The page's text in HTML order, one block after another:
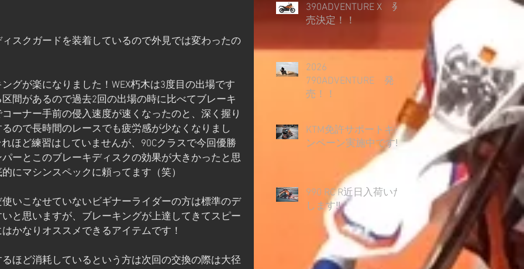
スクガードを装着しているので外見では変わったの
グが楽になりました！WEX朽木は3度目の出場です
間があるので過去2回の出場の時に比べてブレーキ
ーナー手前の侵入速度が速くなったのと、深く握り
ので長時間のレースでも疲労感が少なくなりまし
ほど練習はしていませんが、90Cクラスで今回優勝
ーとこのブレーキディスクの効果が大きかったと思
にマシンスペックに頼ってます（笑）
いこなせていないビギナーライダーの方は標準のデ
と思いますが、ブレーキングが上達してきてスピー
かなりオススメできるアイテムです！
ほど消耗しているという方は次回の交換の際は大径
390ADVENTURE X 発
売決定！！
2026
790ADVENTURE 発
売！！
KTM免許サポートキャ
ンペーン実施中です‼
990 RC R近日入荷いた
します‼